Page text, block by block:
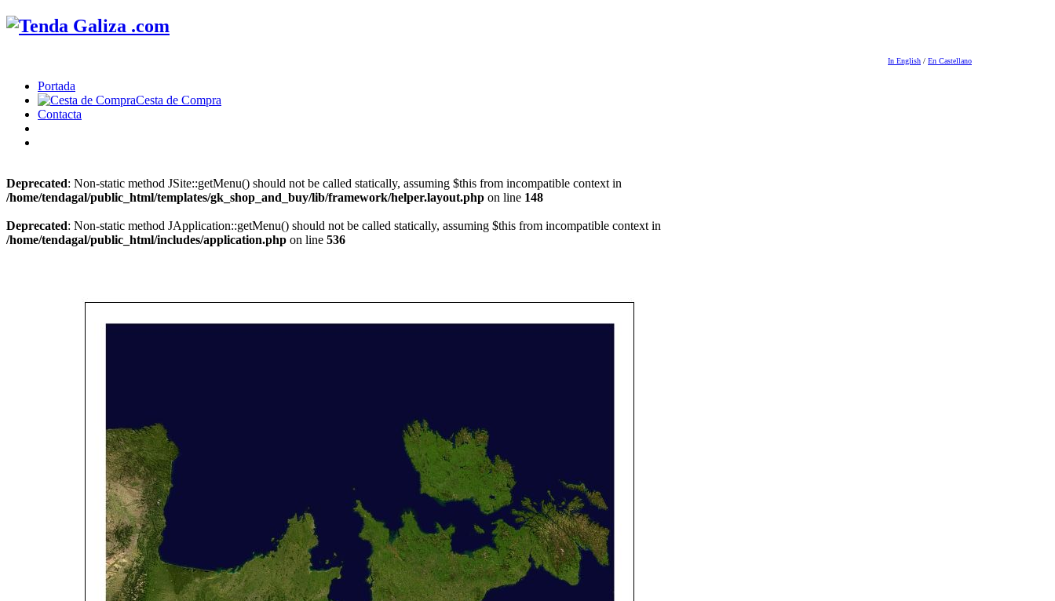
In English / En Castellano
Portada
Cesta de Compra
Contacta
Deprecated: Non-static method JSite::getMenu() should not be called statically, assuming $this from incompatible context in
/home/tendagal/public_html/templates/gk_shop_and_buy/lib/framework/helper.layout.php on line 148
Deprecated: Non-static method JApplication::getMenu() should not be called statically, assuming $this from incompatible context in
/home/tendagal/public_html/includes/application.php on line 536